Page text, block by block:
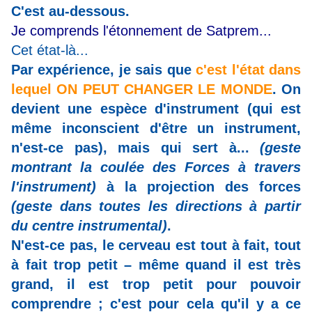
C'est au-dessous.
Je comprends l'étonnement de Satprem...
Cet état-là...
Par expérience, je sais quec'est l'état dans
lequel ON PEUT CHANGER LE MONDE. On
devient une espèce d'instrument (qui est
même inconscient d'être un instrument,
n'est-ce pas), mais qui sert à... (geste
montrant la coulée des Forces à travers
l'instrument) à la projection des forces
(geste dans toutes les directions à partir
du centre instrumental).
N'est-ce pas, le cerveau est tout à fait, tout
à fait trop petit – même quand il est très
grand, il est trop petit pour pouvoir
comprendre ; c'est pour cela qu'il y a ce